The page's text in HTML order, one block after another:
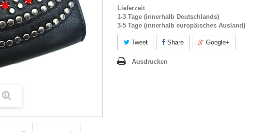
Lieferzeit
1-3 Tage (innerhalb Deutschlands)
3-5 Tage (innerhalb europäisches Ausland)
Tweet Share Google+
Ausdrucken